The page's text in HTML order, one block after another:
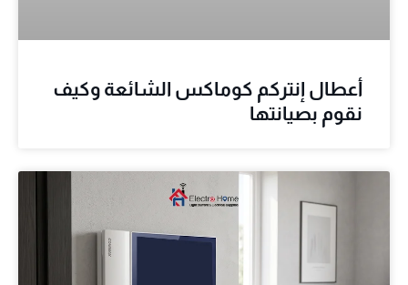
أعطال إنتركم كوماكس الشائعة وكيف
نقوم بصيانتها